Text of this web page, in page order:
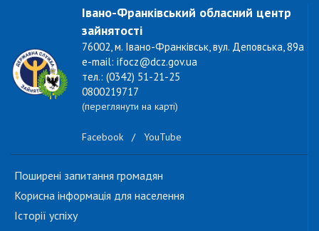
Івано-Франківський обласний центр
зайнятості
76002, м. Івано-Франківськ, вул. Деповська, 89а
e-mail: ifocz@dcz.gov.ua
тел.: (0342) 51-21-25
0800219717
(переглянути на карті)
Facebook / YouTube
Поширені запитання громадян
Корисна інформація для населення
Історії успіху